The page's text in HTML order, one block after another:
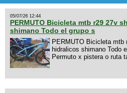
05/07/26 12:44
PERMUTO Bicicleta mtb r29 27v
shimano Todo el grupo s
PERMUTO Bicicleta mtb
hidralicos shimano Todo
Permuto x pistera o ruta